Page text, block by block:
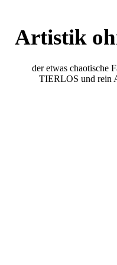
Artistik
der etwas chaotische
TIERLOS und rein